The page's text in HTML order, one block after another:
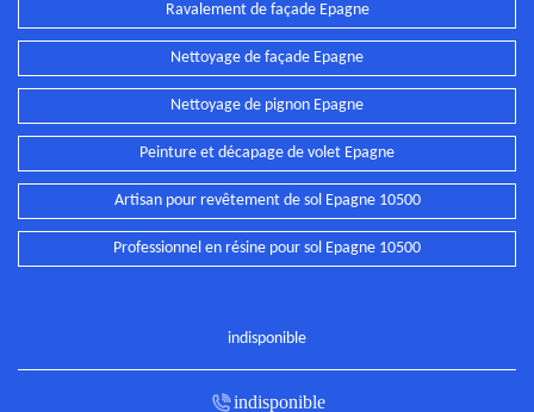
Ravalement de façade Epagne
Nettoyage de façade Epagne
Nettoyage de pignon Epagne
Peinture et décapage de volet Epagne
Artisan pour revêtement de sol Epagne 10500
Professionnel en résine pour sol Epagne 10500
indisponible
indisponible